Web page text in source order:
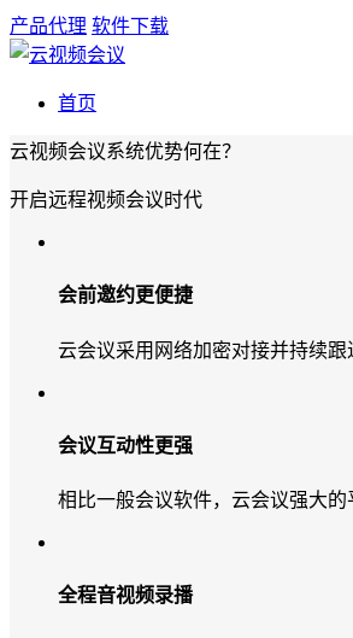
产品代理 软件下载
首页
云视频会议系统优势何在？
开启远程视频会议时代
会前邀约更便捷
云会议采用网络加密对接并持续
会议互动性更强
相比一般会议软件，云会议强大
全程音视频录播